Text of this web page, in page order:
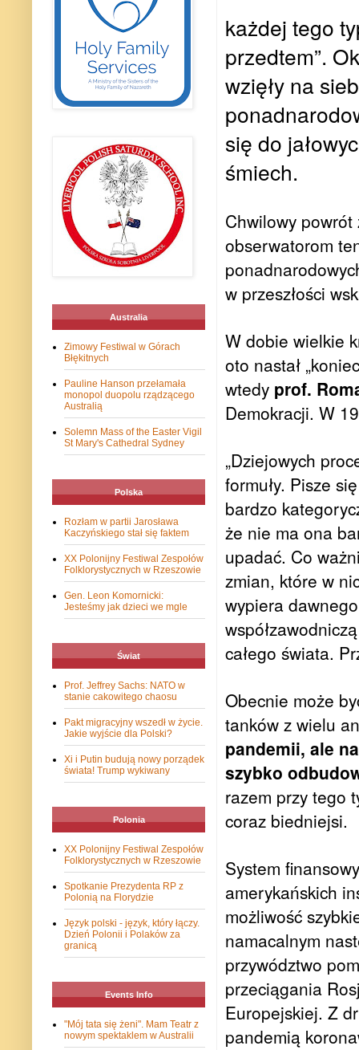
każdej tego
przedtem”.
wzięły na
się do
śmiech.
Chwilowy
obserwatorom
w przeszłości
W dobie wielkie
oto nastał
wtedy prof.
Demokracji. W
„Dziejowych
formuły. Pisze
bardzo
że nie ma ona
upadać. Co
zmian, które w
wypiera
całego świata.
Obecnie może
tanków z wielu
pandemii, ale
szybko
razem przy tego
coraz biedniejsi.
System
amerykańskich
możliwość
namacalnym
przywództwo
przeciągania
Europejskiej. Z
pandemią
Australia
Zimowy Festiwal w Górach
Błękitnych
Pauline Hanson przełamała
monopol duopolu rządzącego
Australią
Solemn Mass of the Easter Vigil
St Mary's Cathedral Sydney
Polska
Rozłam w partii Jarosława
Kaczyńskiego stał się faktem
XX Polonijny Festiwal Zespołów
Folklorystycznych w Rzeszowie
Gen. Leon Komornicki:
Jesteśmy jak dzieci we mgle
Świat
Prof. Jeffrey Sachs: NATO w
stanie cakowitego chaosu
Pakt migracyjny wszedł w życie.
Jakie wyjście dla Polski?
Xi i Putin budują nowy porządek
świata! Trump wykiwany
Polonia
XX Polonijny Festiwal Zespołów
Folklorystycznych w Rzeszowie
Spotkanie Prezydenta RP z
Polonią na Florydzie
Język polski - język, który łączy.
Dzień Polonii i Polaków za
granicą
Events Info
"Mój tata się żeni". Mam Teatr z
nowym spektaklem w Australii